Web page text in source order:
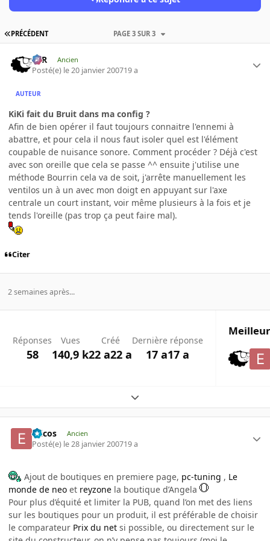
PRÉCÉDENT PAGE 3 SUR 3
KzR Ancien
Posté(e) le 20 janvier 200719 a
AUTEUR
KiKi fait du Bruit dans ma config ?
Afin de bien opérer il faut toujours connaitre l'ennemi à
abattre, et pour cela il nous faut isoler quel est l'élément
coupable de nuisance sonore. Comment procéder ? Déjà c'est
avec son oreille que cela se passe ^^ ensuite j'utilise une
méthode Bourrin cela va de soit, j'arrête manuellement les
ventilos un à un avec mon doigt en appuyant sur l'axe
centrale un court instant, voir même plusieurs à la fois et je
tends l'oreille (pas trop ça peut faire mal).
Citer
2 semaines après...
Réponses
58
Vues
140,9 k
Créé
22 a22 a
Dernière réponse
17 a17 a
Expand topic overview
Ericos Ancien
Posté(e) le 28 janvier 200719 a
Ajout de boutiques en premiere page, pc-tuning , Le
monde de neo et reyzone la boutique d’Angela
Pour plus d’équité et limiter la PUB, quand l’on met des liens
sur les boutiques pour un produit, il est préférable de choisir
le comparateur Prix du net si possible, ou directement sur le